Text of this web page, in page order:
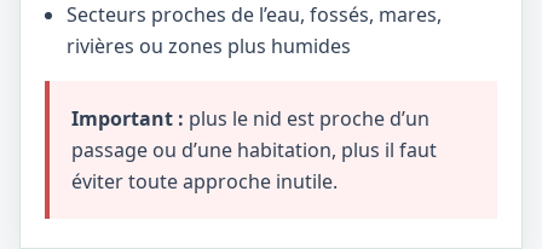
Secteurs proches de l’eau, fossés, mares,
rivières ou zones plus humides
Important : plus le nid est proche d’un
passage ou d’une habitation, plus il faut
éviter toute approche inutile.